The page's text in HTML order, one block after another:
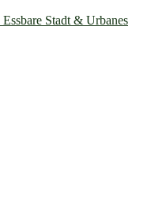
Stadt & Urbanes